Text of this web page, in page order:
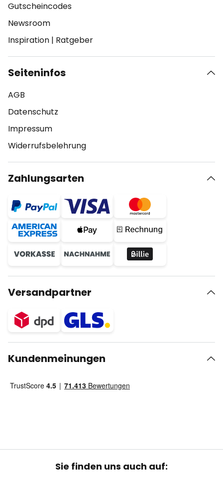
Gutscheincodes
Newsroom
Inspiration | Ratgeber
Seiteninfos
AGB
Datenschutz
Impressum
Widerrufsbelehrung
Zahlungsarten
Versandpartner
Kundenmeinungen
Sie finden uns auch auf: